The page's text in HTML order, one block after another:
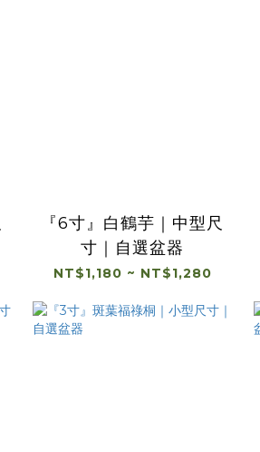
『6寸』白鶴芋｜中型尺
寸｜自選盆器
NT$1,180 ~ NT$1,280